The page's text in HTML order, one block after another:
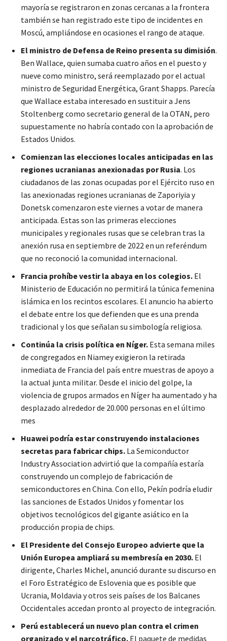
mayoría se registraron en zonas cercanas a la frontera
también se han registrado este tipo de incidentes en
Moscú, ampliándose en ocasiones el rango de ataque.
El ministro de Defensa de Reino presenta su dimisión.
Ben Wallace, quien sumaba cuatro años en el puesto y
nueve como ministro, será reemplazado por el actual
ministro de Seguridad Energética, Grant Shapps. Parecía
que Wallace estaba interesado en sustituir a Jens
Stoltenberg como secretario general de la OTAN, pero
supuestamente no habría contado con la aprobación de
Estados Unidos.
Comienzan las elecciones locales anticipadas en las
regiones ucranianas anexionadas por Rusia. Los
ciudadanos de las zonas ocupadas por el Ejército ruso en
las anexionadas regiones ucranianas de Zaporiyia y
Donetsk comenzaron este viernes a votar de manera
anticipada. Estas son las primeras elecciones
municipales y regionales rusas que se celebran tras la
anexión rusa en septiembre de 2022 en un referéndum
que no reconoció la comunidad internacional.
Francia prohíbe vestir la abaya en los colegios. El
Ministerio de Educación no permitirá la túnica femenina
islámica en los recintos escolares. El anuncio ha abierto
el debate entre los que defienden que es una prenda
tradicional y los que señalan su simbología religiosa.
Continúa la crisis política en Níger. Esta semana miles
de congregados en Niamey exigieron la retirada
inmediata de Francia del país entre muestras de apoyo a
la actual junta militar. Desde el inicio del golpe, la
violencia de grupos armados en Níger ha aumentado y ha
desplazado alrededor de 20.000 personas en el último
mes
Huawei podría estar construyendo instalaciones
secretas para fabricar chips. La Semiconductor
Industry Association advirtió que la compañía estaría
construyendo un complejo de fabricación de
semiconductores en China. Con ello, Pekín podría eludir
las sanciones de Estados Unidos y fomentar los
objetivos tecnológicos del gigante asiático en la
producción propia de chips.
El Presidente del Consejo Europeo advierte que la
Unión Europea ampliará su membresía en 2030. El
dirigente, Charles Michel, anunció durante su discurso en
el Foro Estratégico de Eslovenia que es posible que
Ucrania, Moldavia y otros seis países de los Balcanes
Occidentales accedan pronto al proyecto de integración.
Perú establecerá un nuevo plan contra el crimen
organizado y el narcotráfico. El paquete de medidas